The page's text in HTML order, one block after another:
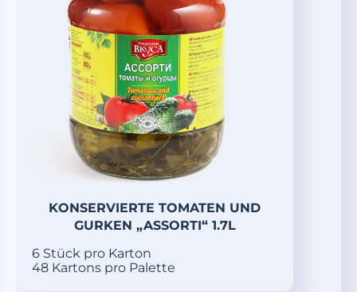
KONSERVIERTE TOMATEN UND
GURKEN „ASSORTI“ 1.7L
6 Stück pro Karton
48 Kartons pro Palette